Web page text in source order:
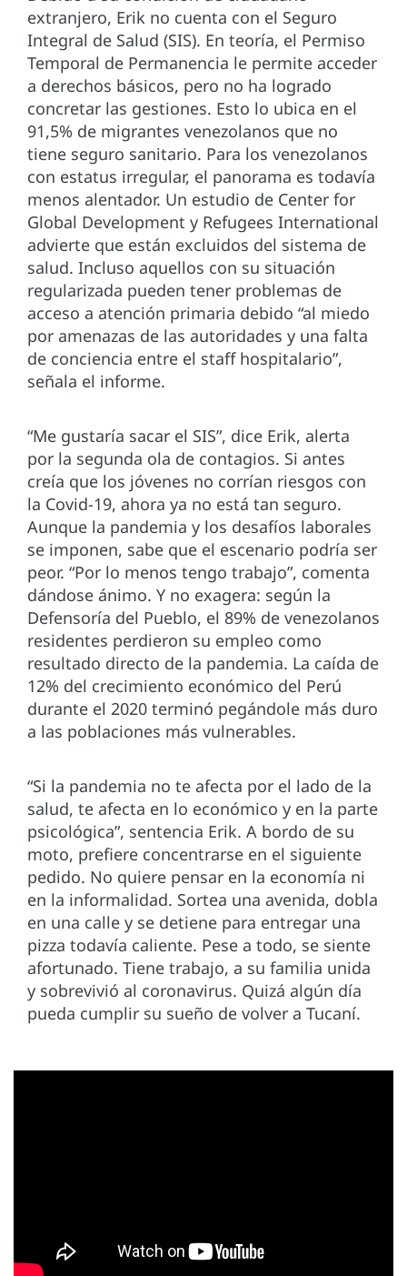
extranjero, Erik no cuenta con el Seguro
Integral de Salud (SIS). En teoría, el Permiso
Temporal de Permanencia le permite acceder
a derechos básicos, pero no ha logrado
concretar las gestiones. Esto lo ubica en el
91,5% de migrantes venezolanos que no
tiene seguro sanitario. Para los venezolanos
con estatus irregular, el panorama es todavía
menos alentador. Un estudio de Center for
Global Development y Refugees International
advierte que están excluidos del sistema de
salud. Incluso aquellos con su situación
regularizada pueden tener problemas de
acceso a atención primaria debido “al miedo
por amenazas de las autoridades y una falta
de conciencia entre el staff hospitalario”,
señala el informe.
“Me gustaría sacar el SIS”, dice Erik, alerta
por la segunda ola de contagios. Si antes
creía que los jóvenes no corrían riesgos con
la Covid-19, ahora ya no está tan seguro.
Aunque la pandemia y los desafíos laborales
se imponen, sabe que el escenario podría ser
peor. “Por lo menos tengo trabajo”, comenta
dándose ánimo. Y no exagera: según la
Defensoría del Pueblo, el 89% de venezolanos
residentes perdieron su empleo como
resultado directo de la pandemia. La caída de
12% del crecimiento económico del Perú
durante el 2020 terminó pegándole más duro
a las poblaciones más vulnerables.
“Si la pandemia no te afecta por el lado de la
salud, te afecta en lo económico y en la parte
psicológica”, sentencia Erik. A bordo de su
moto, prefiere concentrarse en el siguiente
pedido. No quiere pensar en la economía ni
en la informalidad. Sortea una avenida, dobla
en una calle y se detiene para entregar una
pizza todavía caliente. Pese a todo, se siente
afortunado. Tiene trabajo, a su familia unida
y sobrevivió al coronavirus. Quizá algún día
pueda cumplir su sueño de volver a Tucaní.